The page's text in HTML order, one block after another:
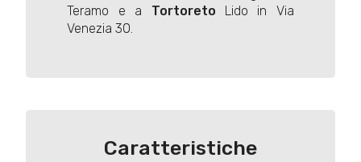
Teramo e a Tortoreto Lido in Via
Venezia 30.
Caratteristiche